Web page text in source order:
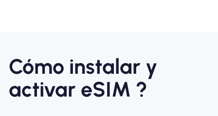
Cómo instalar y
activar eSIM ?